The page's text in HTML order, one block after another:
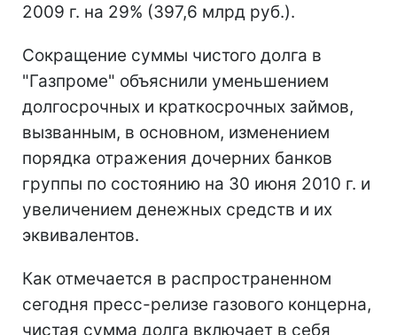
2009 г. на 29% (397,6 млрд руб.).
Сокращение суммы чистого долга в
"Газпроме" объяснили уменьшением
долгосрочных и краткосрочных займов,
вызванным, в основном, изменением
порядка отражения дочерних банков
группы по состоянию на 30 июня 2010 г. и
увеличением денежных средств и их
эквивалентов.
Как отмечается в распространенном
сегодня пресс-релизе газового концерна,
чистая сумма долга включает в себя